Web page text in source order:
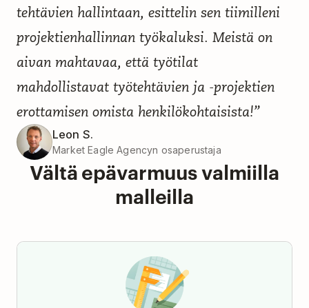
tehtävien hallintaan, esittelin sen tiimilleni
projektienhallinnan työkaluksi. Meistä on
aivan mahtavaa, että työtilat
mahdollistavat työtehtävien ja -projektien
erottamisen omista henkilökohtaisista!”
Leon S.
Market Eagle Agencyn osaperustaja
Vältä epävarmuus valmiilla
malleilla